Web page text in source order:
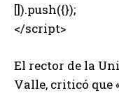
[]).push({});
</script>
El rector de la
Valle, criticó que